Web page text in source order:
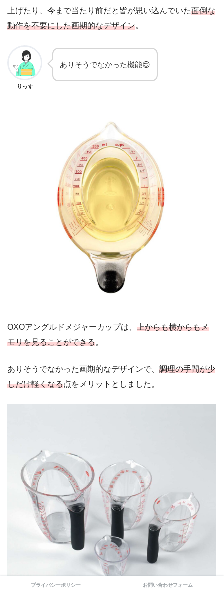
上げたり、今まで当たり前だと皆が思い込んでいた面倒な
動作を不要にした画期的なデザイン。
りっす
ありそうでなかった機能😊
OXOアングルドメジャーカップは、 上からも横からもメ
モリを見ることができる。
ありそうでなかった画期的なデザインで、 調理の手間が少
しだけ軽くなる点をメリットとしました。
プライバシーポリシー お問い合わせフォーム